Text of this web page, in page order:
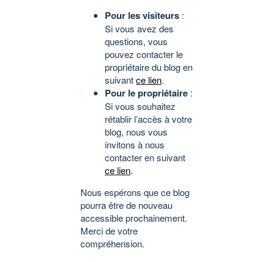
Pour les visiteurs :
Si vous avez des
questions, vous
pouvez contacter le
propriétaire du blog en
suivantce lien.
Pour le propriétaire :
Si vous souhaitez
rétablir l’accès à votre
blog, nous vous
invitons à nous
contacter en suivant
ce lien.
Nous espérons que ce blog
pourra être de nouveau
accessible prochainement.
Merci de votre
compréhension.